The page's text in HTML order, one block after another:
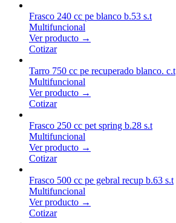
Frasco 240 cc pe blanco b.53 s.t
Multifuncional
Ver producto →
Cotizar
Tarro 750 cc pe recuperado blanco. c.t
Multifuncional
Ver producto →
Cotizar
Frasco 250 cc pet spring b.28 s.t
Multifuncional
Ver producto →
Cotizar
Frasco 500 cc pe gebral recup b.63 s.t
Multifuncional
Ver producto →
Cotizar